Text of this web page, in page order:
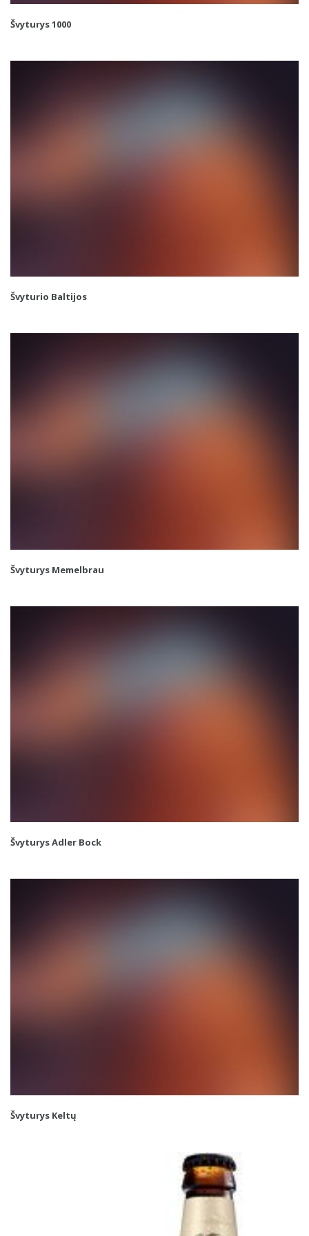
Švyturys 1000
Švyturio Baltijos
Švyturys Memelbrau
Švyturys Adler Bock
Švyturys Keltų